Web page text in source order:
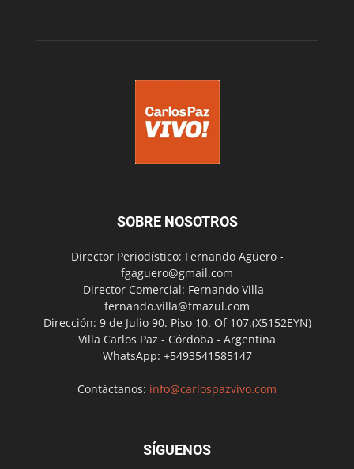
SOBRE NOSOTROS
Director Periodístico: Fernando Agüero -
fgaguero@gmail.com
Director Comercial: Fernando Villa -
fernando.villa@fmazul.com
Dirección: 9 de Julio 90. Piso 10. Of 107.(X5152EYN)
Villa Carlos Paz - Córdoba - Argentina
WhatsApp: +5493541585147
Contáctanos: info@carlospazvivo.com
SÍGUENOS